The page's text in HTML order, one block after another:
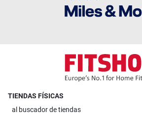
TIENDAS FÍSICAS
al buscador de tiendas